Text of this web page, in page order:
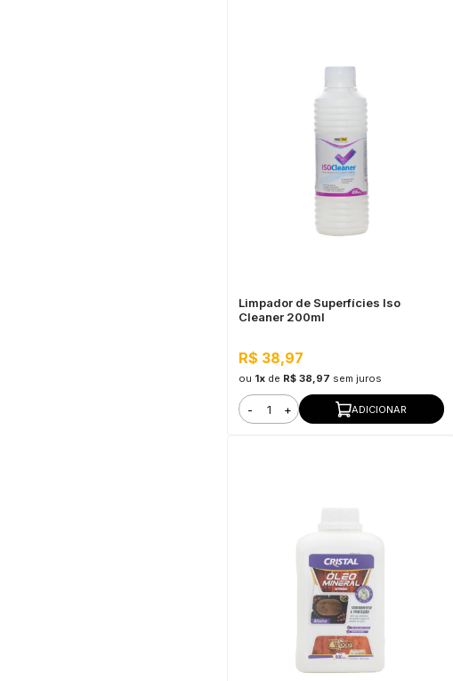
Limpador de Superfícies Iso
Cleaner 200ml
R$ 38,97
ou 1x de R$ 38,97 sem juros
- + ADICIONAR